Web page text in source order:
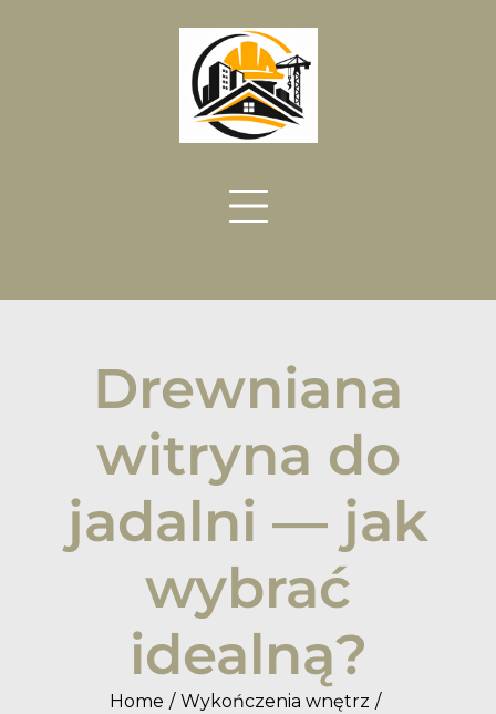
Drewniana
witryna do
jadalni — jak
wybrać
idealną?
Home
Wykończenia wnętrz